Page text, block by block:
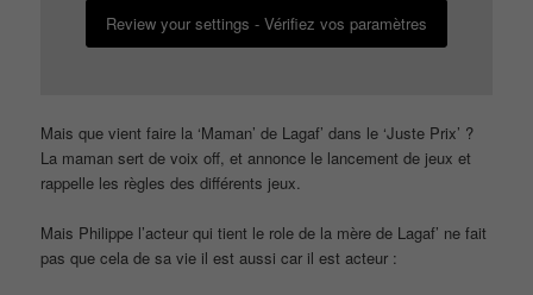
Review your settings - Vérifiez vos paramètres
Mais que vient faire la ‘Maman’ de Lagaf’ dans le ‘Juste Prix’ ?
La maman sert de voix off, et annonce le lancement de jeux et
rappelle les règles des différents jeux.
Mais Philippe l’acteur qui tient le role de la mère de Lagaf’ ne fait
pas que cela de sa vie il est aussi car il est acteur :